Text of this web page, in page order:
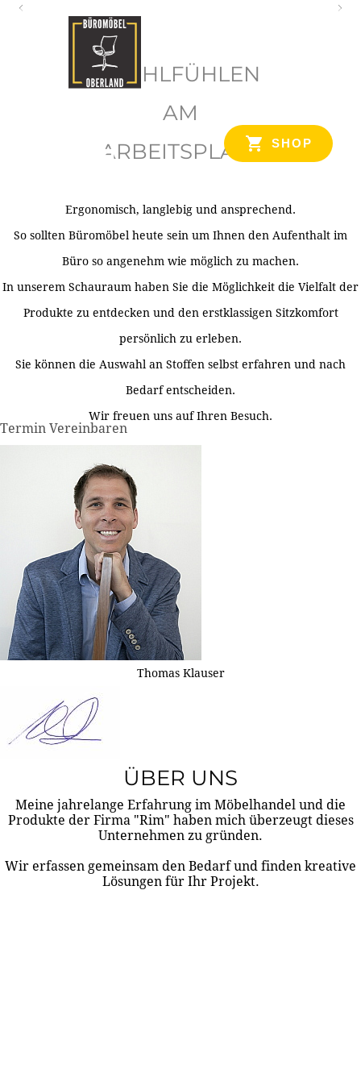
SHOP
WOHLFÜHLEN
AM
ARBEITSPLATZ
Ergonomisch, langlebig und ansprechend.
So sollten Büromöbel heute sein um Ihnen den Aufenthalt im
Büro so angenehm wie möglich zu machen.
In unserem Schauraum haben Sie die Möglichkeit die Vielfalt der
Produkte zu entdecken und den erstklassigen Sitzkomfort
persönlich zu erleben.
Sie können die Auswahl an Stoffen selbst erfahren und nach
Bedarf entscheiden.
Wir freuen uns auf Ihren Besuch.
Termin Vereinbaren
Thomas Klauser
ÜBER UNS
Meine jahrelange Erfahrung im Möbelhandel und die
Produkte der Firma "Rim" haben mich überzeugt dieses
Unternehmen zu gründen.
Wir erfassen gemeinsam den Bedarf und finden kreative
Lösungen für Ihr Projekt.